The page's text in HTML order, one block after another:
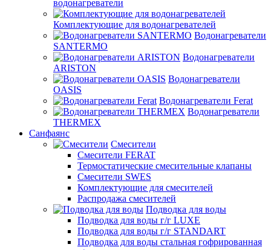
водонагреватели
Комплектующие для водонагревателей
Водонагреватели
SANTERMO
Водонагреватели
ARISTON
Водонагреватели
OASIS
Водонагреватели Ferat
Водонагреватели
THERMEX
Санфаянс
Смесители
Смесители FERAT
Термостатические смесительные клапаны
Смесители SWES
Комплектующие для смесителей
Распродажа смесителей
Подводка для воды
Подводка для воды г/г LUXE
Подводка для воды г/г STANDART
Подводка для воды стальная гофрированная